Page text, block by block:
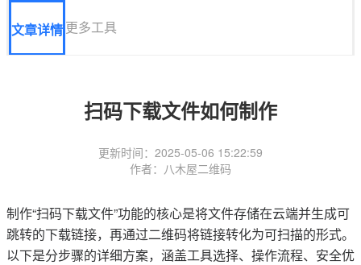
文章详情更多工具
扫码下载文件如何制作
更新时间：2025-05-06 15:22:59
作者：八木屋二维码
制作“扫码下载文件”功能的核心是将文件存储在云端并生成可
跳转的下载链接，再通过二维码将链接转化为可扫描的形式。
以下是分步骤的详细方案，涵盖工具选择、操作流程、安全优